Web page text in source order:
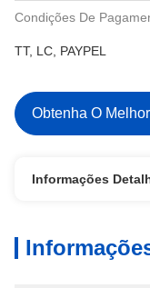
Condições De
TT, LC, PAYPEL
Obtenha O Melhor
Informações